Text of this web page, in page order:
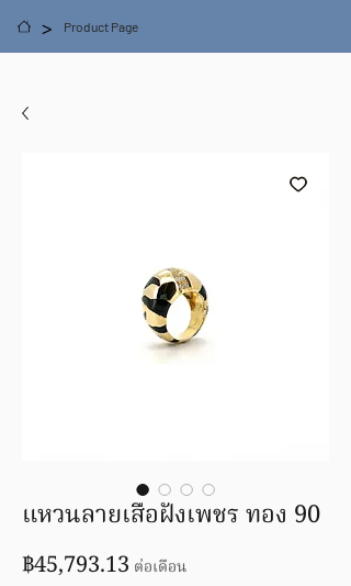
> Product Page
แหวนลายเสือฝังเพชร ทอง 90
฿45,793.13ราคา
ต่อเดือน